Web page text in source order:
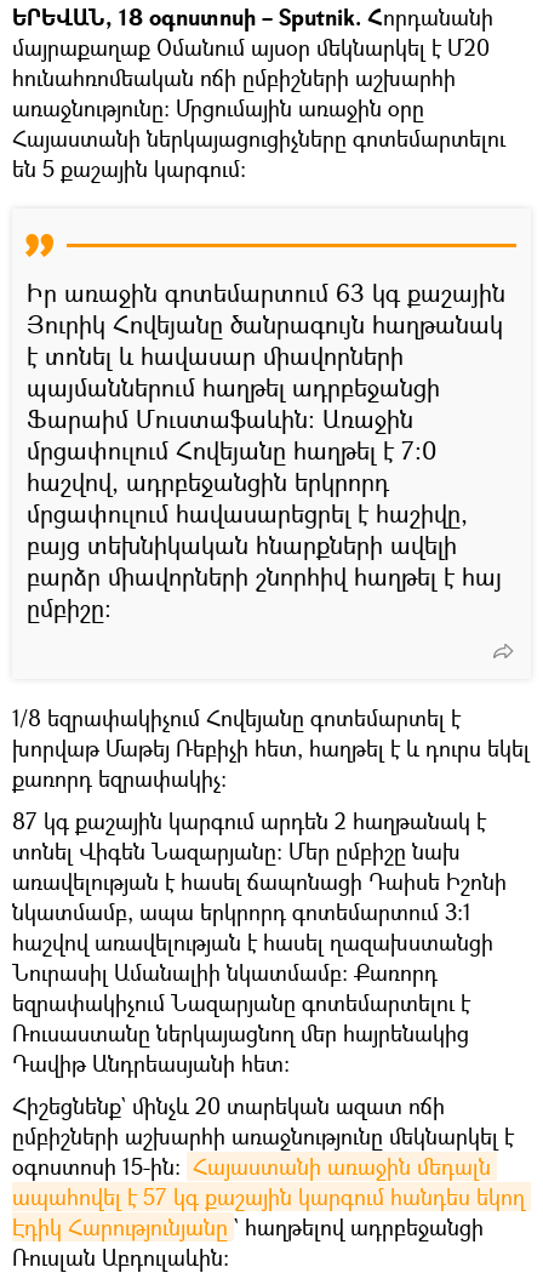
ԵՐԵՎԱՆ, 18 օգոստոսի – Sputnik. Հորդանանի
մայրաքաղաք Օմանում այսօր մեկնարկել է Մ20
հունահռոմեական ոճի ըմբիշների աշխարհի
առաջնությունը։ Մրցումային առաջին օրը
Հայաստանի ներկայացուցիչները գոտեմարտելու
են 5 քաշային կարգում։
Իր առաջին գոտեմարտում 63 կգ քաշային
Յուրիկ Հովեյանը ծանրագույն հաղթանակ
է տոնել և հավասար միավորների
պայմաններում հաղթել ադրբեջանցի
Ֆարաիմ Մուստաֆաևին։ Առաջին
մրցափուլում Հովեյանը հաղթել է 7։0
հաշվով, ադրբեջանցին երկրորդ
մրցափուլում հավասարեցրել է հաշիվը,
բայց տեխնիկական հնարքների ավելի
բարձր միավորների շնորհիվ հաղթել է հայ
ըմբիշը։
1/8 եզրափակիչում Հովեյանը գոտեմարտել է
խորվաթ Մաթեյ Ռեբիչի հետ, հաղթել է և դուրս եկել
քառորդ եզրափակիչ։
87 կգ քաշային կարգում արդեն 2 հաղթանակ է
տոնել Վիգեն Նազարյանը։ Մեր ըմբիշը նախ
առավելության է հասել ճապոնացի Դաիսե Իշոնի
նկատմամբ, ապա երկրորդ գոտեմարտում 3։1
հաշվով առավելության է հասել ղազախստանցի
Նուրասիլ Ամանալիի նկատմամբ։ Քառորդ
եզրափակիչում Նազարյանը գոտեմարտելու է
Ռուսաստանը ներկայացնող մեր հայրենակից
Դավիթ Անդրեասյանի հետ։
Հիշեցնենք` մինչև 20 տարեկան ազատ ոճի
ըմբիշների աշխարհի առաջնությունը մեկնարկել է
օգոստոսի 15-ին։ Հայաստանի առաջին մեդալն
ապահովել է 57 կգ քաշային կարգում հանդես եկող
Էդիկ Հարությունյանը ` հաղթելով ադրբեջանցի
Ռուսլան Աբդուլաևին։